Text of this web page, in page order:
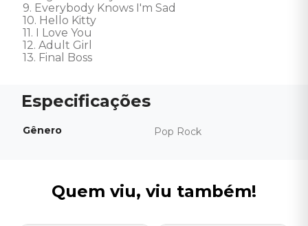
9. Everybody Knows I'm Sad
10. Hello Kitty
11. I Love You
12. Adult Girl
13. Final Boss
Gênero Pop Rock
Quem viu, viu também!